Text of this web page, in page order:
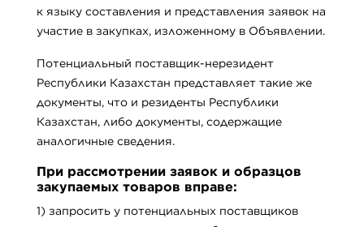
к языку составления и представления заявок на
участие в закупках, изложенному в Объявлении.
Потенциальный поставщик-нерезидент
Республики Казахстан представляет такие же
документы, что и резиденты Республики
Казахстан, либо документы, содержащие
аналогичные сведения.
При рассмотрении заявок и образцов
закупаемых товаров вправе:
1) запросить у потенциальных поставщиков